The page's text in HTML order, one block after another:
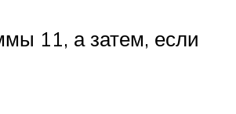
11, а затем, если